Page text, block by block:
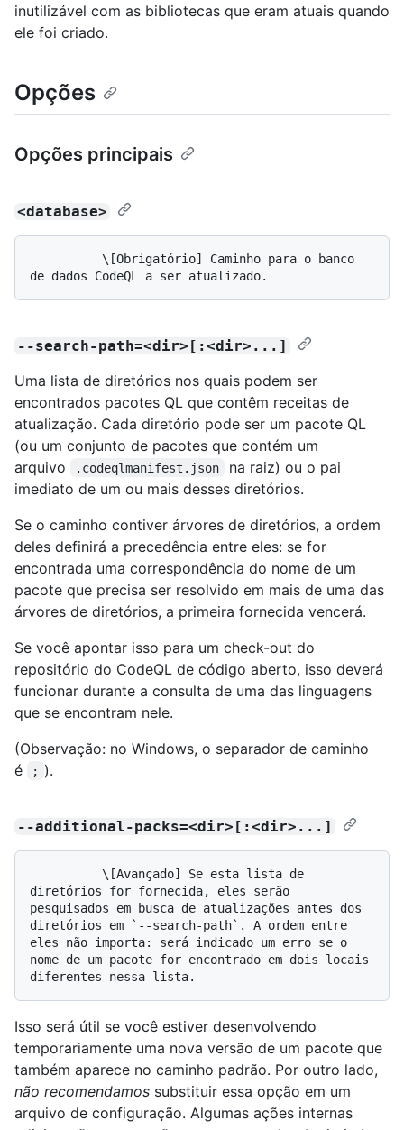
inutilizável com as bibliotecas que eram atuais quando
ele foi criado.
Opções
Opções principais
<database>
--search-path=<dir>[:<dir>...]
Uma lista de diretórios nos quais podem ser
encontrados pacotes QL que contêm receitas de
atualização. Cada diretório pode ser um pacote QL
(ou um conjunto de pacotes que contém um
arquivo
.codeqlmanifest.json
na raiz) ou o pai
imediato de um ou mais desses diretórios.
Se o caminho contiver árvores de diretórios, a ordem
deles definirá a precedência entre eles: se for
encontrada uma correspondência do nome de um
pacote que precisa ser resolvido em mais de uma das
árvores de diretórios, a primeira fornecida vencerá.
Se você apontar isso para um check-out do
repositório do CodeQL de código aberto, isso deverá
funcionar durante a consulta de uma das linguagens
que se encontram nele.
(Observação: no Windows, o separador de caminho
é
; ).
--additional-packs=<dir>[:<dir>...]
diretórios for fornecida, eles serão
pesquisados em busca de atualizações antes dos
diretórios em `--search-path`. A ordem entre
eles não importa: será indicado um erro se o
nome de um pacote for encontrado em dois locais
Isso será útil se você estiver desenvolvendo
temporariamente uma nova versão de um pacote que
também aparece no caminho padrão. Por outro lado,
não recomendamos substituir essa opção em um
arquivo de configuração. Algumas ações internas